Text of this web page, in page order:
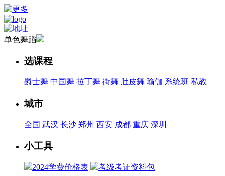
单色舞蹈
选课程
爵士舞 中国舞 拉丁舞 街舞 肚皮舞 瑜伽 系统班 私教
城市
全国 武汉 长沙 郑州 西安 成都 重庆 深圳
小工具
2024学费价格表 考级考证资料包